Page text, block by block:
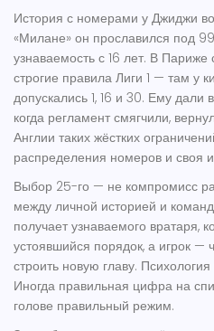
История с номерами у Джиджи
«Милане» он прославился под
узнаваемость с 16 лет. В
строгие правила Лиги 1 — там у
допускались 1, 16 и 30. Ему
когда регламент смягчили,
Англии таких жёстких
распределения номеров и своя
Выбор 25-го — не компромисс
между личной историей и
получает узнаваемого вратаря,
устоявшийся порядок, а игрок —
строить новую главу.
Иногда правильная цифра на
голове правильный режим.